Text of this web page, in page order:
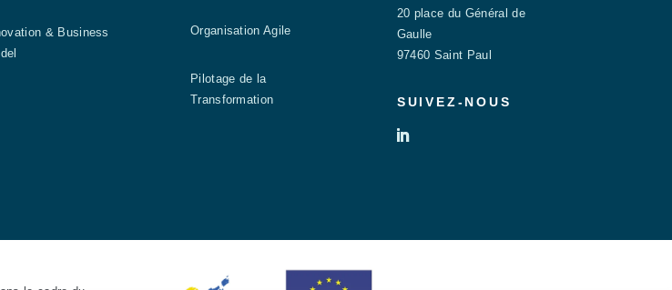
& Business
Organisation Agile
Pilotage de la
Transformation
20 place du Général de
Gaulle
97460 Saint Paul
SUIVEZ-NOUS